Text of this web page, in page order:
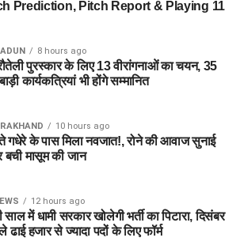
बैकग्राउंड वाले युवाओं के लिए भी पर्याप्त पद
नीचे दी गई है:
Name)
ट्रेंड ग्रेजुएट टीचर –
स्पेशल एजुकेटर
(प्राइमरी)
Prediction, Pitch Report & Playing 11
8 hours ago
पुरस्कार के लिए 13 वीरांगनाओं का चयन, 35
कार्यकत्रियां भी होंगे सम्मानित
10 hours ago
गधेरे के पास मिला नवजात!, रोने की आवाज सुनाई
बची मासूम की जान
12 hours ago
साल में धामी सरकार खोलेगी भर्ती का पिटारा, दिसंबर
ढाई हजार से ज्यादा पदों के लिए फॉर्म